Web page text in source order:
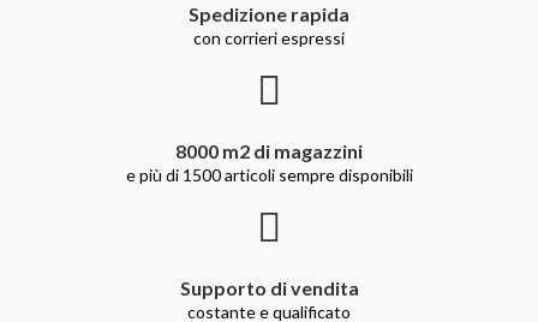
Spedizione rapida
con corrieri espressi
8000 m2 di magazzini
e più di 1500 articoli sempre disponibili
Supporto di vendita
costante e qualificato